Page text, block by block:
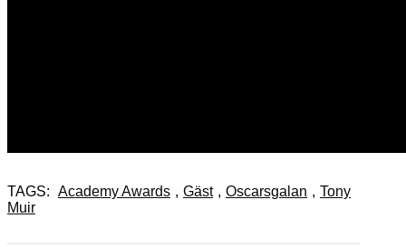
TAGS: Academy Awards , Gäst , Oscarsgalan , Tony
Muir